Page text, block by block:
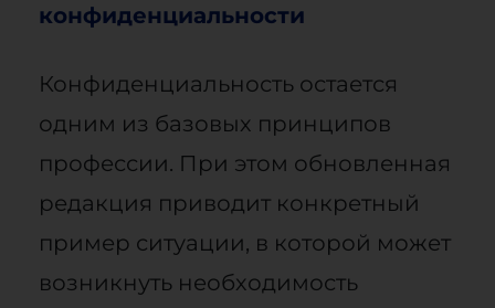
конфиденциальности
Конфиденциальность остается
одним из базовых принципов
профессии. При этом обновленная
редакция приводит конкретный
пример ситуации, в которой может
возникнуть необходимость